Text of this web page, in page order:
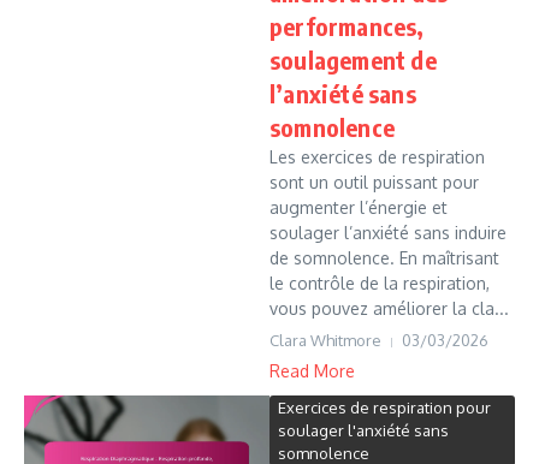
performances,
soulagement de
l’anxiété sans
somnolence
Les exercices de respiration
sont un outil puissant pour
augmenter l’énergie et
soulager l’anxiété sans induire
de somnolence. En maîtrisant
le contrôle de la respiration,
vous pouvez améliorer la cla...
Clara Whitmore 03/03/2026
Read More
Exercices de respiration pour
soulager l'anxiété sans
somnolence